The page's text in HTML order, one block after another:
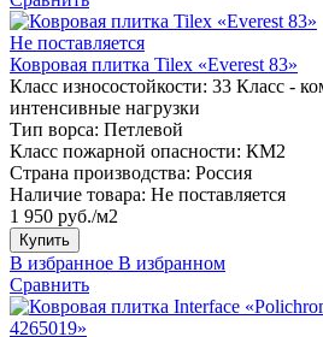
Не поставляется
Ковровая плитка Tilex «Everest 83»
Класс износостойкости: 33 Класс -
интенсивные нагрузки
Тип ворса: Петлевой
Класс пожарной опасности: КМ2
Страна производства: Россия
Наличие товара: Не поставляется
1 950 руб./м2
Купить
В избранное В избранном
Сравнить